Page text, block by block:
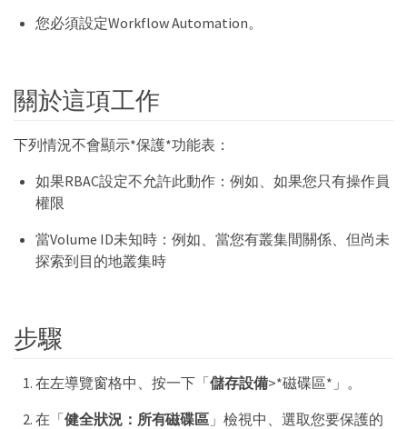
您必須設定Workflow Automation。
關於這項工作
下列情況不會顯示*保護*功能表：
如果RBAC設定不允許此動作：例如、如果您只有操作員
權限
當Volume ID未知時：例如、當您有叢集間關係、但尚未
探索到目的地叢集時
步驟
在左導覽窗格中、按一下「儲存設備>*磁碟區*」。
在「健全狀況：所有磁碟區 」檢視中、選取您要保護的